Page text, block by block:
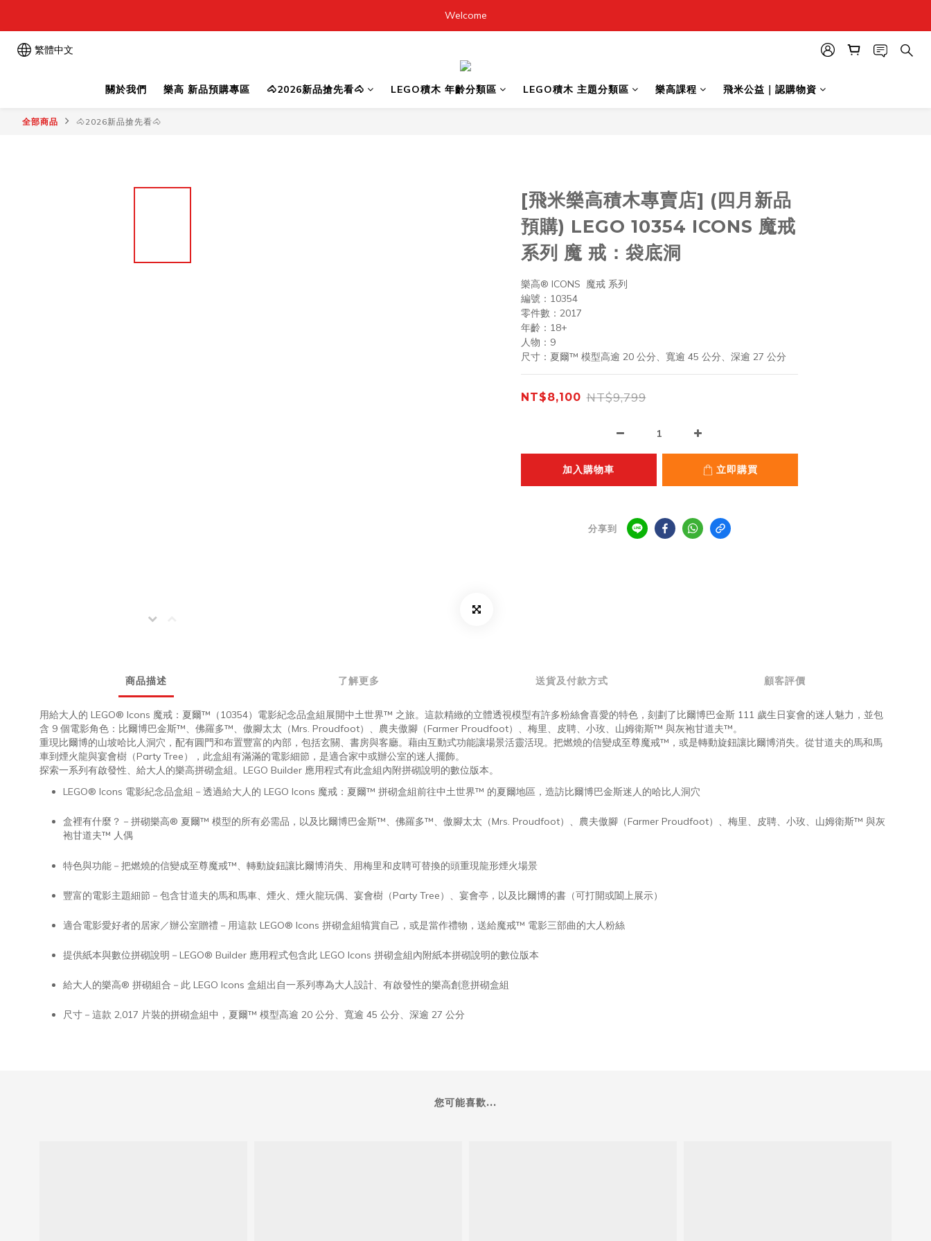
Welcome
繁體中文
關於我們 樂高 新品預購專區 🐴2026新品搶先看🐴 LEGO積木 年齡分類區 LEGO積木 主題分類區 樂高課程 飛米公益｜認購物資
全部商品 🐴2026新品搶先看🐴
[飛米樂高積木專賣店] (四月新品
預購) LEGO 10354 ICONS 魔戒
系列 魔 戒：袋底洞
樂高® ICONS  魔戒 系列
編號：10354
零件數：2017
年齡：18+
人物：9
尺寸：夏爾™ 模型高逾 20 公分、寬逾 45 公分、深逾 27 公分
NT$8,100 NT$9,799
加入購物車 立即購買
分享到
商品描述 了解更多 送貨及付款方式 顧客評價
用給大人的 LEGO® Icons 魔戒：夏爾™（10354）電影紀念品盒組展開中土世界™ 之旅。這款精緻的立體透視模型有許多粉絲會喜愛的特色，刻劃了比爾博巴金斯 111 歲生日宴會的迷人魅力，並包
含 9 個電影角色：比爾博巴金斯™、佛羅多™、傲腳太太（Mrs. Proudfoot）、農夫傲腳（Farmer Proudfoot）、梅里、皮聘、小玫、山姆衛斯™ 與灰袍甘道夫™。
重現比爾博的山坡哈比人洞穴，配有圓門和布置豐富的內部，包括玄關、書房與客廳。藉由互動式功能讓場景活靈活現。把燃燒的信變成至尊魔戒™，或是轉動旋鈕讓比爾博消失。從甘道夫的馬和馬
車到煙火龍與宴會樹（Party Tree），此盒組有滿滿的電影細節，是適合家中或辦公室的迷人擺飾。
探索一系列有啟發性、給大人的樂高拼砌盒組。LEGO Builder 應用程式有此盒組內附拼砌說明的數位版本。
LEGO® Icons 電影紀念品盒組－透過給大人的 LEGO Icons 魔戒：夏爾™ 拼砌盒組前往中土世界™ 的夏爾地區，造訪比爾博巴金斯迷人的哈比人洞穴
盒裡有什麼？－拼砌樂高® 夏爾™ 模型的所有必需品，以及比爾博巴金斯™、佛羅多™、傲腳太太（Mrs. Proudfoot）、農夫傲腳（Farmer Proudfoot）、梅里、皮聘、小玫、山姆衛斯™ 與灰
袍甘道夫™ 人偶
特色與功能－把燃燒的信變成至尊魔戒™、轉動旋鈕讓比爾博消失、用梅里和皮聘可替換的頭重現龍形煙火場景
豐富的電影主題細節－包含甘道夫的馬和馬車、煙火、煙火龍玩偶、宴會樹（Party Tree）、宴會亭，以及比爾博的書（可打開或闔上展示）
適合電影愛好者的居家／辦公室贈禮－用這款 LEGO® Icons 拼砌盒組犒賞自己，或是當作禮物，送給魔戒™ 電影三部曲的大人粉絲
提供紙本與數位拼砌說明－LEGO® Builder 應用程式包含此 LEGO Icons 拼砌盒組內附紙本拼砌說明的數位版本
給大人的樂高® 拼砌組合－此 LEGO Icons 盒組出自一系列專為大人設計、有啟發性的樂高創意拼砌盒組
尺寸－這款 2,017 片裝的拼砌盒組中，夏爾™ 模型高逾 20 公分、寬逾 45 公分、深逾 27 公分
您可能喜歡...